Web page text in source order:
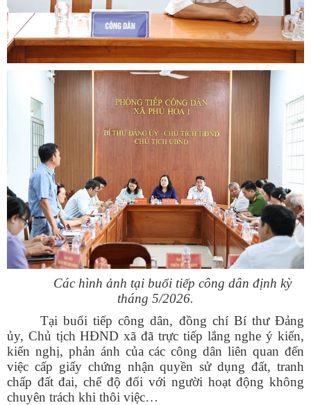
Các hình ảnh tại buổi tiếp công dân định kỳ
tháng 5/2026.
Tại buổi tiếp công dân, đồng chí Bí thư Đảng
ủy, Chủ tịch HĐND xã đã trực tiếp lắng nghe ý kiến,
kiến nghị, phản ánh của các công dân liên quan đến
việc cấp giấy chứng nhận quyền sử dụng đất, tranh
chấp đất đai, chế độ đối với người hoạt động không
chuyên trách khi thôi việc…